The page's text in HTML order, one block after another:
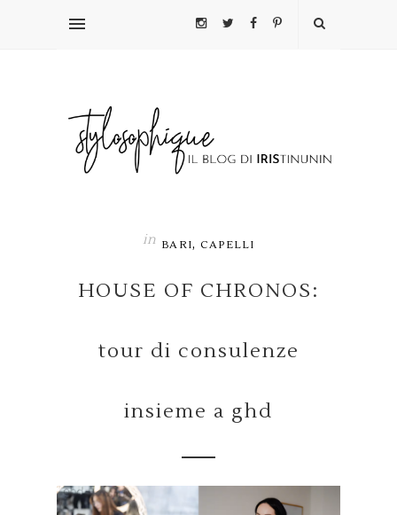
in BARI, CAPELLI
HOUSE OF CHRONOS:
tour di consulenze
insieme a ghd